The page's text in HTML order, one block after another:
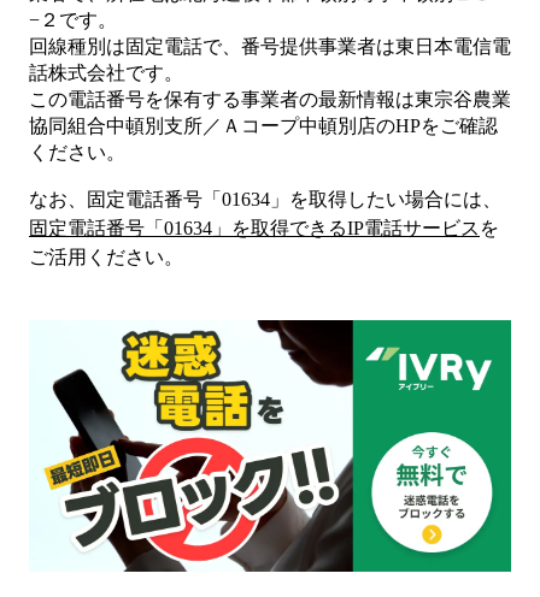
−２ です。
回線種別は固定電話で、番号提供事業者は東日本電信電
話株式会社です。
この電話番号を保有する事業者の最新情報は東宗谷農業
協同組合中頓別支所／Ａコープ中頓別店のHPをご確認
ください。
なお、固定電話番号「 01634 」を取得したい場合には、
固定電話番号「 01634 」を取得できるIP電話サービス を
ご活用ください。